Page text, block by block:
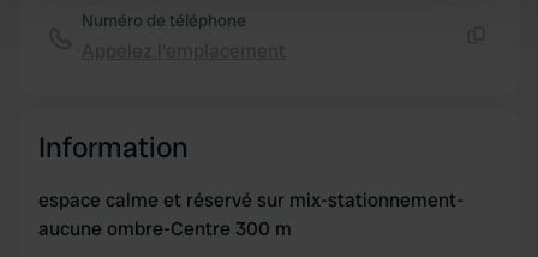
We also share information about your use of our site with
may combine it with other information that you’ve
provided to them or that they’ve collected from your use
Numéro de téléphone
Information
espace calme et réservé sur mix-stationnement-
aucune ombre-Centre 300 m